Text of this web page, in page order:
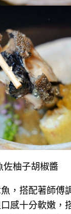
佐柚子胡椒醬
，搭配著師傅
感十分軟嫩，